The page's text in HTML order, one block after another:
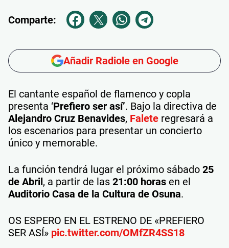
Comparte:
Añadir Radiole en Google
El cantante español de flamenco y copla
presenta ‘Prefiero ser así’. Bajo la directiva de
Alejandro Cruz Benavides, Falete regresará a
los escenarios para presentar un concierto
único y memorable.
La función tendrá lugar el próximo sábado 25
de Abril, a partir de las 21:00 horas en el
Auditorio Casa de la Cultura de Osuna.
OS ESPERO EN EL ESTRENO DE «PREFIERO
SER ASÍ» pic.twitter.com/OMfZR4SS18